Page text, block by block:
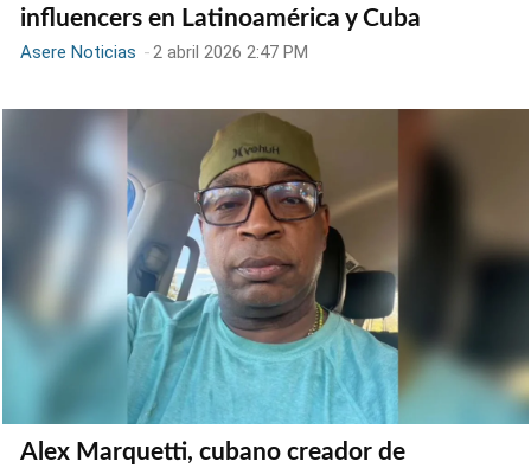
influencers en Latinoamérica y Cuba
Asere Noticias -2 abril 2026 2:47 PM
Alex Marquetti, cubano creador de